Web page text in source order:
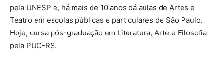
pela UNESP e, há mais de 10 anos dá aulas de Artes e
Teatro em escolas públicas e particulares de São Paulo.
Hoje, cursa pós-graduação em Literatura, Arte e Filosofia
pela PUC-RS.